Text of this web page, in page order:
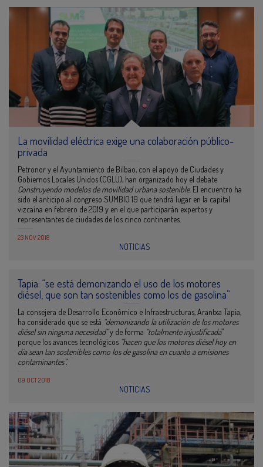
La movilidad eléctrica exige una colaboración público-
privada
Petronor y el Ayuntamiento de Bilbao, con el apoyo de Ciudades y
Gobiernos Locales Unidos (CGLU), han organizado hoy el debate
Construyendo modelos de movilidad urbana sostenible. El encuentro ha
sido el anticipo al congreso SUMBIO 19 que tendrá lugar en la capital
vizcaína en febrero de 2019 y en el que participarán expertos y
representantes de ciudades de los cinco continentes.
23 NOV 2018
NOTICIAS
Tapia: “se está demonizando el uso de los motores
diésel, que son tan sostenibles como los de gasolina”
La consejera de Desarrollo Económico e Infraestructuras, Arantxa Tapia,
ha considerado que se está “demonizando la utilización de los motores
diésel sin ninguna necesidad”y de forma “totalmente injustificada”
porque los avances tecnológicos “hacen que los motores diésel hoy en
día sean tan sostenibles como los de gasolina en cuanto a emisiones
contaminantes”.
09 OCT 2018
NOTICIAS